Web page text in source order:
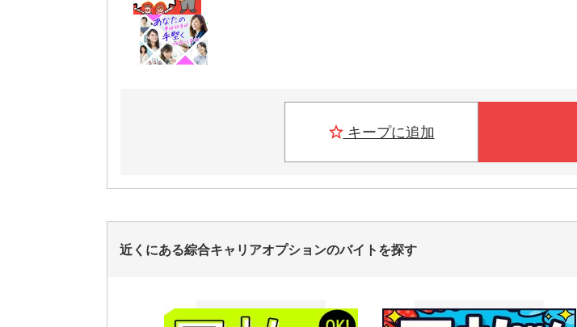
キープに追加
近くにある綜合キャリアオプションのバイトを探す